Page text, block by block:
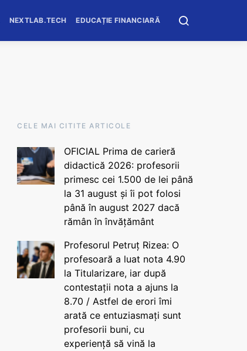
NEXTLAB.TECH EDUCAȚIE FINANCIARĂ
CELE MAI CITITE ARTICOLE
OFICIAL Prima de carieră
didactică 2026: profesorii
primesc cei 1.500 de lei până
la 31 august și îi pot folosi
până în august 2027 dacă
rămân în învățământ
Profesorul Petruț Rizea: O
profesoară a luat nota 4.90
la Titularizare, iar după
contestații nota a ajuns la
8.70 / Astfel de erori îmi
arată ce entuziasmați sunt
profesorii buni, cu
experiență să vină la